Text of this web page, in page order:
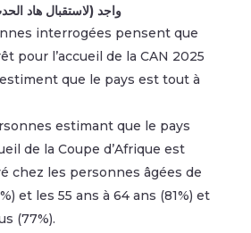
واجد (لاستقبال هاد
interrogées pensent que
pour l’accueil de la CAN 2025
que le pays est tout à
estimant que le pays
de la Coupe d’Afrique est
chez les personnes âgées de
et les 55 ans à 64 ans (81%) et
(77%).